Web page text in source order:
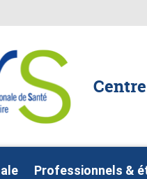
Professionnels &